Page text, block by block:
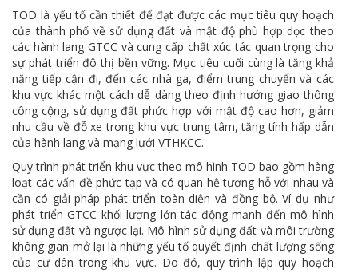
TOD là yếu tố cần thiết để đạt được các mục tiêu quy hoạch
của thành phố về sử dụng đất và mật độ phù hợp dọc theo
các hành lang GTCC và cung cấp chất xúc tác quan trọng cho
sự phát triển đô thị bền vững. Mục tiêu cuối cùng là tăng khả
năng tiếp cận đi, đến các nhà ga, điểm trung chuyển và các
khu vực khác một cách dễ dàng theo định hướng giao thông
công cộng, sử dụng đất phức hợp với mật độ cao hơn, giảm
nhu cầu về đỗ xe trong khu vực trung tâm, tăng tính hấp dẫn
của hành lang và mạng lưới VTHKCC.
Quy trình phát triển khu vực theo mô hình TOD bao gồm hàng
loạt các vấn đề phức tạp và có quan hệ tương hỗ với nhau và
cần có giải pháp phát triển toàn diện và đồng bộ. Ví dụ như
phát triển GTCC khối lượng lớn tác động mạnh đến mô hình
sử dụng đất và ngược lại. Mô hình sử dụng đất và môi trường
không gian mở lại là những yếu tố quyết định chất lượng sống
của cư dân trong khu vực. Do đó, quy trình lập quy hoạch